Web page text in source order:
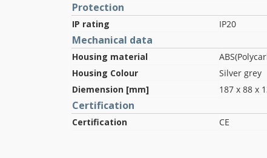
Protection
IP rating IP20
Mechanical data
Housing material
Housing Colour
Silver grey
Diemension [mm]
187 x 88 x
Certification
Certification CE